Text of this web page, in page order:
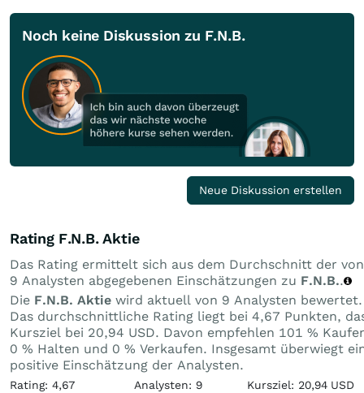
Noch keine Diskussion zu F.N.B.
Neue Diskussion erstellen
Rating F.N.B. Aktie
Das Rating ermittelt sich aus dem Durchschnitt der von
9 Analysten abgegebenen Einschätzungen zu F.N.B..
Die F.N.B. Aktie wird aktuell von 9 Analysten bewertet.
Das durchschnittliche Rating liegt bei 4,67 Punkten,
Kursziel bei 20,94 USD. Davon empfehlen 101 %
0 % Halten und 0 % Verkaufen. Insgesamt überwiegt
positive Einschätzung der Analysten.
Rating: 4,67 Analysten: 9 Kursziel: 20,94 USD